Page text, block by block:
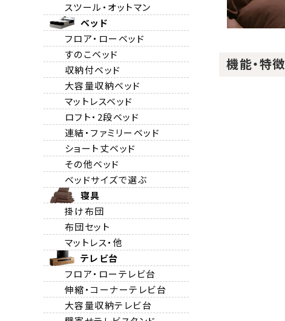
スツール・オットマン
ベッド
フロア・ローベッド
すのこベッド
収納付ベッド
大容量収納ベッド
マットレスベッド
ロフト・2段ベッド
連結・ファミリーベッド
ショート丈ベッド
その他ベッド
ベッドサイズで選ぶ
寝具
掛け布団
布団セット
マットレス・他
テレビ台
フロア・ローテレビ台
伸縮・コーナーテレビ台
大容量収納テレビ台
機能・特徴